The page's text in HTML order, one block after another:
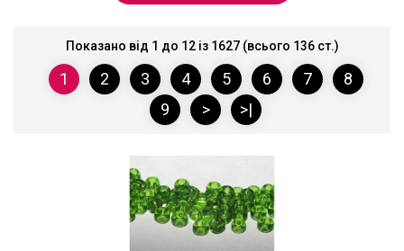
Показано від 1 до 12 із 1627 (всього 136 ст.)
1 2 3 4 5 6 7
8
9
> >|